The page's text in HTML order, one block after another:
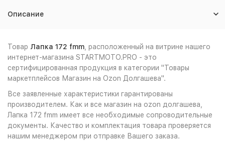
Описание
Товар Лапка 172 fmm , расположенный на витрине нашего
интернет-магазина STARTMOTO.PRO - это
сертифицированная продукция в категории "Товары
маркетплейсов Магазин на Ozon Долгашева".
Все заявленные характеристики гарантированы
производителем. Как и все магазин на ozon долгашева,
Лапка 172 fmm имеет все необходимые сопроводительные
документы. Качество и комплектация товара проверяется
нашим менеджером при отправке Вашего заказа.